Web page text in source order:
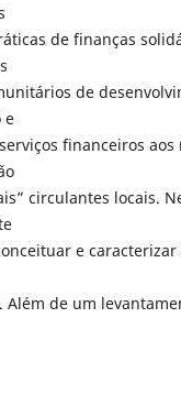
de finanças
de
e
financeiros
circulantes locais.
e
Além de um